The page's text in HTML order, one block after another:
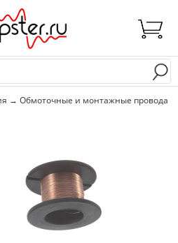
города..
→ Обмоточные и монтажные провода